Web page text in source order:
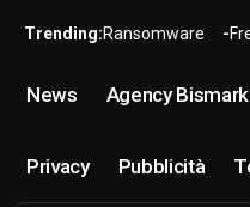
Trending:Ransomware
News Agency
Privacy Pubblicità